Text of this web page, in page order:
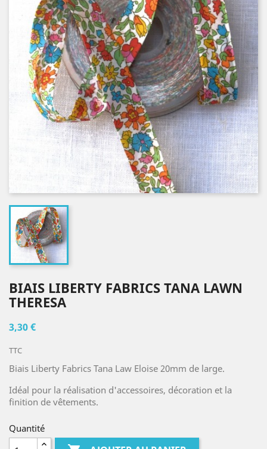
BIAIS LIBERTY FABRICS TANA LAWN
THERESA
3,30 €
TTC
Biais Liberty Fabrics Tana Law Eloise 20mm de large.
Idéal pour la réalisation d'accessoires, décoration et la
finition de vêtements.
Quantité